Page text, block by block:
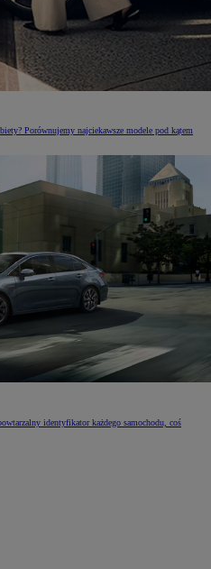
Porównujemy najciekawsze modele pod kątem
identyfikator każdego samochodu, coś